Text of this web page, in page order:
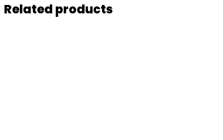
Related products